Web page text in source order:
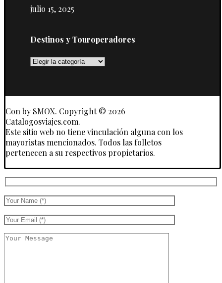
julio 15, 2025
Destinos y Touroperadores
Destinos
Con by SMOX. Copyright © 2026
Catalogosviajes.com.
Este sitio web no tiene vinculación alguna con los
mayoristas mencionados. Todos las folletos
pertenecen a su respectivos propietarios.